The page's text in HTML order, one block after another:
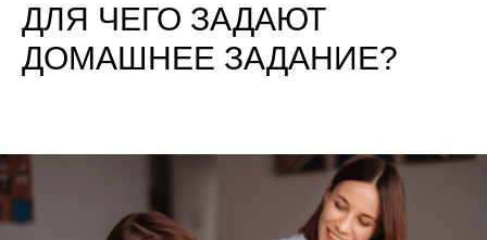
ДЛЯ ЧЕГО ЗАДАЮТ
ДОМАШНЕЕ ЗАДАНИЕ?